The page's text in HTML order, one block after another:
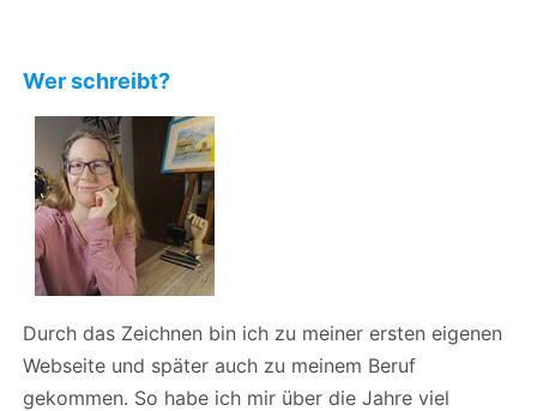
?
Wer schreibt?
Durch das Zeichnen bin ich zu meiner ersten eigenen
Webseite und später auch zu meinem Beruf
gekommen. So habe ich mir über die Jahre viel